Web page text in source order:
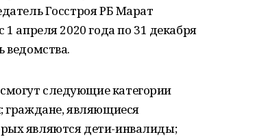
Госстроя РБ Марат
апреля 2020 года по 31 декабря
ведомства.
следующие категории
граждане, являющиеся
являются дети-инвалиды;